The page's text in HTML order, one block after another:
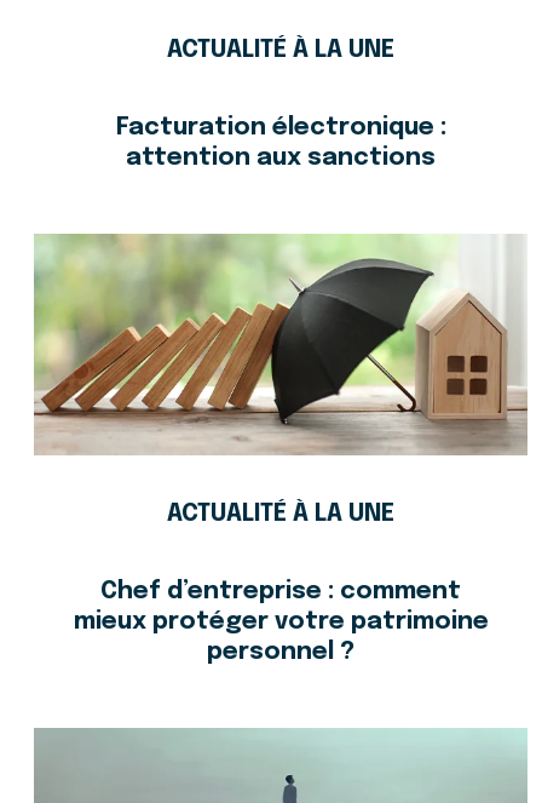
ACTUALITÉ À LA UNE
Facturation électronique :
attention aux sanctions
ACTUALITÉ À LA UNE
Chef d’entreprise : comment
mieux protéger votre patrimoine
personnel ?